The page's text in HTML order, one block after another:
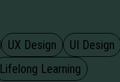
UX Design UI Design
Lifelong Learning